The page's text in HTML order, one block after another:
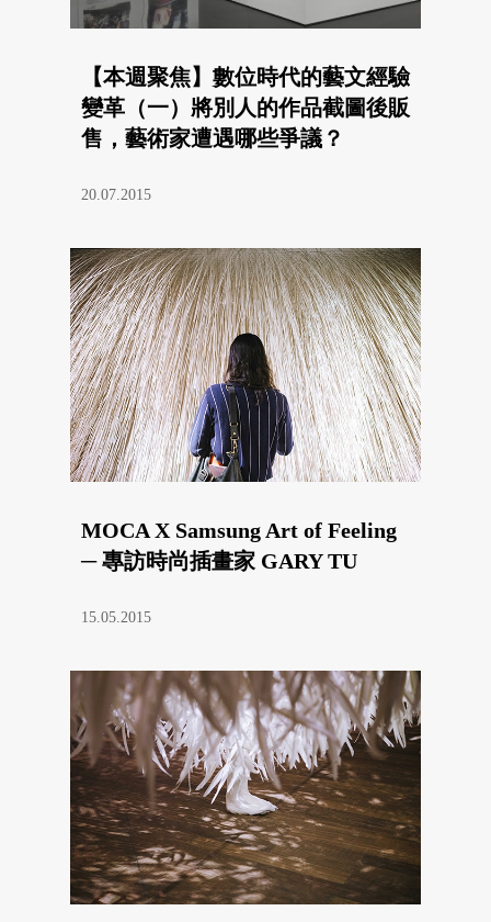
【本週聚焦】數位時代的藝文經驗
變革（一）將別人的作品截圖後販
售，藝術家遭遇哪些爭議？
20.07.2015
MOCA X Samsung Art of Feeling
─ 專訪時尚插畫家 GARY TU
15.05.2015